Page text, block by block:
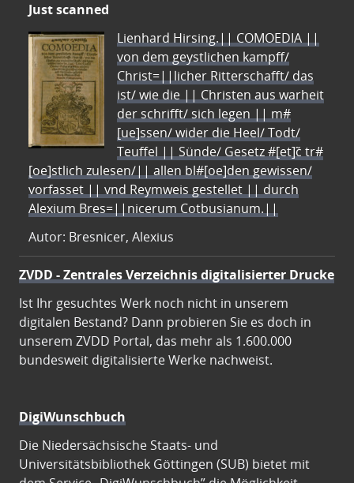
Just scanned
Lienhard Hirsing.|| COMOEDIA ||
von dem geystlichen kampff/
Christ=||licher Ritterschafft/ das
ist/ wie die || Christen aus warheit
der schrifft/ sich legen || m#
[ue]ssen/ wider die Heel/ Todt/
Teuffel || Sünde/ Gesetz #[et]c̃ tr#
[oe]stlich zulesen/|| allen bl#[oe]den gewissen/
vorfasset || vnd Reymweis gestellet || durch
Alexium Bres=||nicerum Cotbusianum.||
Autor: Bresnicer, Alexius
ZVDD - Zentrales Verzeichnis digitalisierter Drucke
Ist Ihr gesuchtes Werk noch nicht in unserem
digitalen Bestand? Dann probieren Sie es doch in
unserem ZVDD Portal, das mehr als 1.600.000
bundesweit digitalisierte Werke nachweist.
DigiWunschbuch
Die Niedersächsische Staats- und
Universitätsbibliothek Göttingen (SUB) bietet mit